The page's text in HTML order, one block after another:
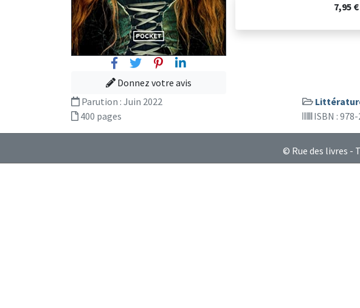
FacebookTwitterPinterest
Linkedin
Donnez votre avis
7,95 €
Parution : Juin 2022
400 pages
ISBN :
© Rue des livres -